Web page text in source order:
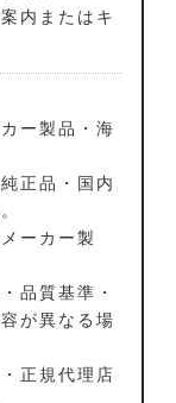
内またはキ
ー製品・海
正品・国内
ーカー製
品質基準・
が異なる場
正規代理店